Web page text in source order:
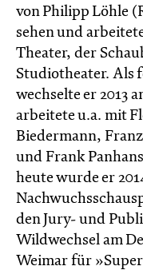
von Philipp Löhle
sehen und
Theater, der
Studiotheater. Als
wechselte er 2013
arbeitete u.a. mit
Biedermann,
und Frank
heute wurde er
den Jury- und
Wildwechsel am
Weimar für